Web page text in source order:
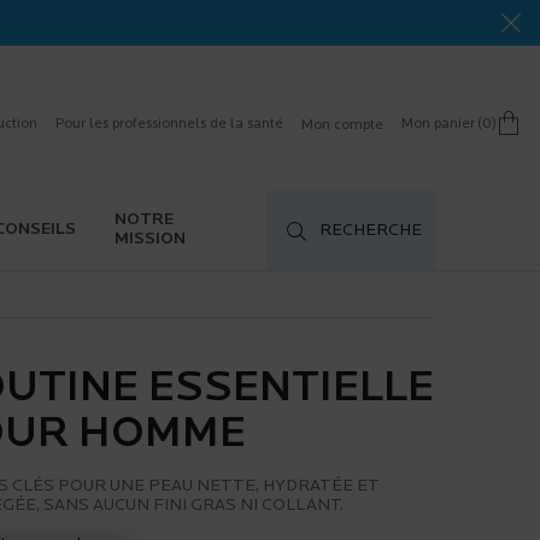
Pour les professionnels de la santé Mon compte Mon panier 0
0 product in cart
NOTRE
MISSION
RECHERCHE
ESSENTIELLE
HOMME
CLÉS POUR UNE PEAU NETTE, HYDRATÉE ET
SANS AUCUN FINI GRAS NI COLLANT.